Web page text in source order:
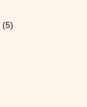
(5)